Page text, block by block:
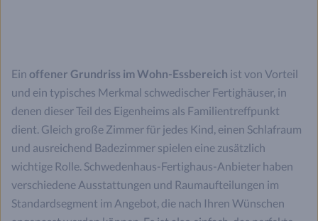
Ein offener Grundriss im Wohn-Essbereich ist von Vorteil
und ein typisches Merkmal schwedischer Fertighäuser, in
denen dieser Teil des Eigenheims als Familientreffpunkt
dient. Gleich große Zimmer für jedes Kind, einen Schlafraum
und ausreichend Badezimmer spielen eine zusätzlich
wichtige Rolle. Schwedenhaus-Fertighaus-Anbieter haben
verschiedene Ausstattungen und Raumaufteilungen im
Standardsegment im Angebot, die nach Ihren Wünschen